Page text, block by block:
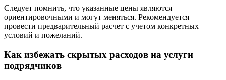
Следует помнить, что указанные цены являются
ориентировочными и могут меняться. Рекомендуется
провести предварительный расчет с учетом конкретных
условий и пожеланий.
Как избежать скрытых расходов на услуги
подрядчиков